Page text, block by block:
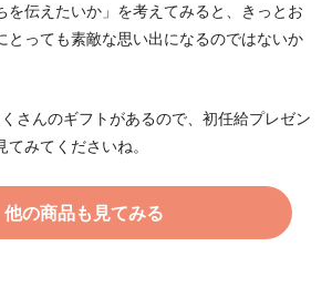
を伝えたいか」を考えてみると、きっとお
とっても素敵な思い出になるのではないか
さんのギフトがあるので、初任給プレゼン
てみてくださいね。
他の商品も見てみる